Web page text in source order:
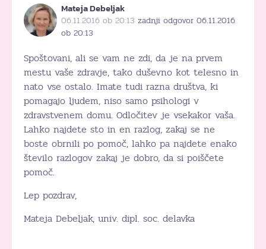
Mateja Debeljak
06.11.2016 ob 20:13 zadnji odgovor 06.11.2016
ob 20:13
Spoštovani, ali se vam ne zdi, da je na prvem
mestu vaše zdravje, tako duševno kot telesno in
nato vse ostalo. Imate tudi razna društva, ki
pomagajo ljudem, niso samo psihologi v
zdravstvenem domu. Odločitev je vsekakor vaša.
Lahko najdete sto in en razlog, zakaj se ne
boste obrnili po pomoč, lahko pa najdete enako
število razlogov zakaj je dobro, da si poiščete
pomoč.
Lep pozdrav,
Mateja Debeljak, univ. dipl. soc. delavka